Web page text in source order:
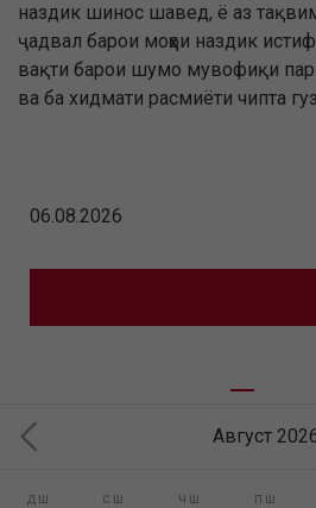
наздик шинос шавед, ё аз
ҷадвал барои моҳҳои наздик
вақти барои шумо мувофиқи
ва ба хидмати расмиёти чипта
Август
дш сш чш пш